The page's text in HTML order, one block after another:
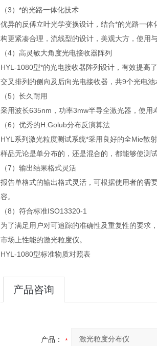
（3）*的光路一体化技术
优异的反傅立叶光学变换设计，结合*的光路一
构更紧凑合理，流线型的设计，美观大方，使用
（4）高灵敏大角度光电接收器阵列
HYL-1080型*的光电接收器阵列设计，有效提高
交叉排列的侧向及后向光电接收器，共9个光电
（5）长久耐用
采用波长635nm，功率3mw半导全激光器，使用
（6）优秀的H.Golub分布反演算法
HYL系列激光粒度测试系统*采用良好的全Mie散
样品无论是单分布的，还是混合的，都能够使测
（7）输出结果格式灵活
报告单格式的输出格式灵活，可根据使用者的需
容。
（8）符合标准ISO13320-1
为了满足用户对可追踪的准确性及重复性的要求
市场上性能的激光粒度仪。
HYL-1080型标准物质对照表
产品咨询
产品：